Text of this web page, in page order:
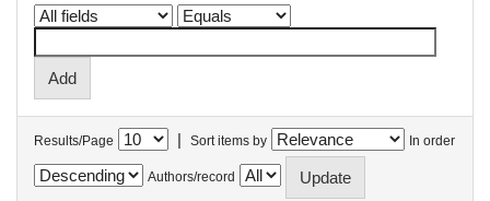
Results/Page | Sort items by In order
Authors/record